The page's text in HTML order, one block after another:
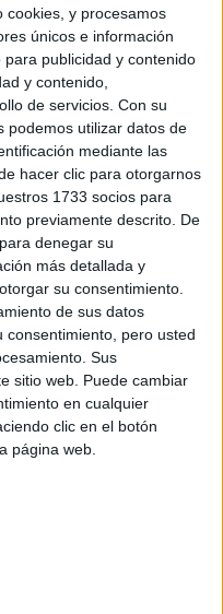
cookies, y procesamos
únicos e información
publicidad y contenido
y contenido,
de servicios. Con su
podemos utilizar datos de
mediante las
hacer clic para otorgarnos
1733 socios para
previamente descrito. De
denegar su
más detallada y
su consentimiento.
de sus datos
pero usted
Sus
sitio web. Puede cambiar
en cualquier
clic en el botón
página web.
EL
QUE
LA
ESTÉTICA
UNA RAZÓN
SIMPLE: LOS
SE VEN
NATURALES
DE FRÍO: ASÍ SE
TRATAN LOS LABIOS
LUCIRLOS
SUAVES Y
SALUDABLES
PRESENTA
VISIÓN 2025-
QUÉ SIGNIFICA
DE LA
A